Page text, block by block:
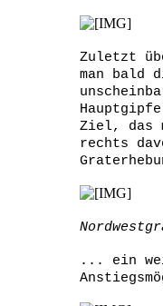
Zuletzt
man bald
Ziel, das
rechts
... ein